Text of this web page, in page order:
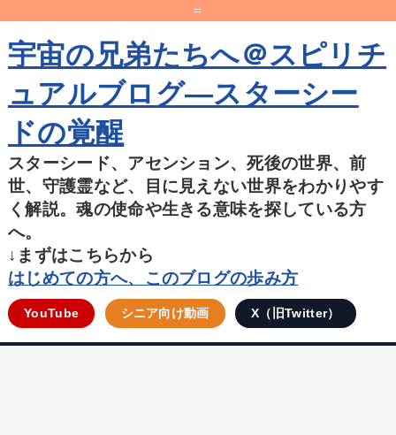
=
宇宙の兄弟たちへ＠スピリチ
ュアルブログ―スターシー
ドの覚醒
スターシード、アセンション、死後の世界、前
世、守護霊など、目に見えない世界をわかりやす
く解説。魂の使命や生きる意味を探している方
へ。
↓まずはこちらから
はじめての方へ、このブログの歩み方
YouTube シニア向け動画 X（旧Twitter）